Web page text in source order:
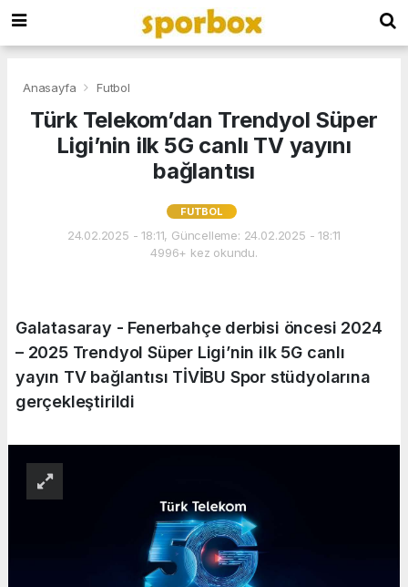
Anasayfa Futbol
Türk Telekom’dan Trendyol Süper
Ligi’nin ilk 5G canlı TV yayını
bağlantısı
FUTBOL
24.02.2025 - 18:11, Güncelleme: 24.02.2025 - 18:11
4996+ kez okundu.
Galatasaray - Fenerbahçe derbisi öncesi 2024
– 2025 Trendyol Süper Ligi’nin ilk 5G canlı
yayın TV bağlantısı TİVİBU Spor stüdyolarına
gerçekleştirildi